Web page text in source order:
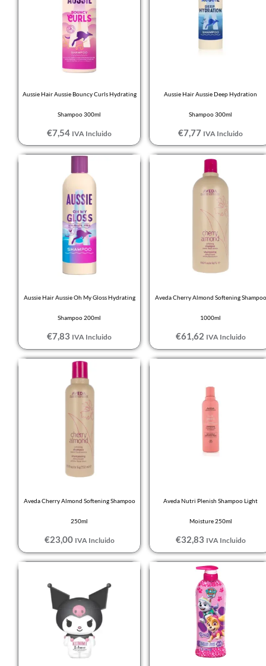
Aussie Hair Aussie Bouncy Curls Hydrating
Shampoo 300ml
€7,54 IVA Incluido
Aussie Hair Aussie Deep Hydration
Shampoo 300ml
€7,77 IVA Incluido
Aussie Hair Aussie Oh My Gloss Hydrating
Shampoo 200ml
€7,83 IVA Incluido
Aveda Cherry Almond Softening Shampoo
1000ml
€61,62 IVA Incluido
Aveda Cherry Almond Softening Shampoo
250ml
€23,00 IVA Incluido
Aveda Nutri Plenish Shampoo Light
Moisture 250ml
€32,83 IVA Incluido